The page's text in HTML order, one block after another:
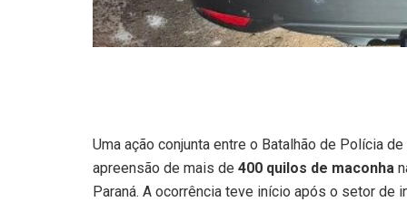
Uma ação conjunta entre o Batalhão de Polícia
apreensão de mais de 400 quilos de maconha
Paraná. A ocorrência teve início após o setor de